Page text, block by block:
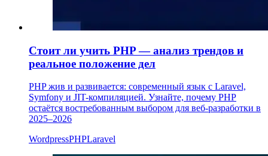
Стоит ли учить PHP — анализ трендов и
реальное положение дел
PHP жив и развивается: современный язык с Laravel,
Symfony и JIT-компиляцией. Узнайте, почему PHP
остаётся востребованным выбором для веб-разработки в
2025–2026
WordpressPHPLaravel